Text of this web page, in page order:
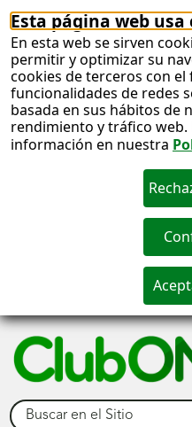
Esta página web usa
En esta web se sirven
permitir y optimizar su
cookies de terceros con
funcionalidades de redes
basada en sus hábitos de
rendimiento y tráfico web.
información en nuestra
Buscar